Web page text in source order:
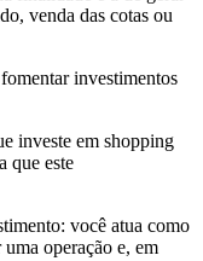
venda das cotas ou
investimentos
investe em shopping
que este
você atua como
operação e, em